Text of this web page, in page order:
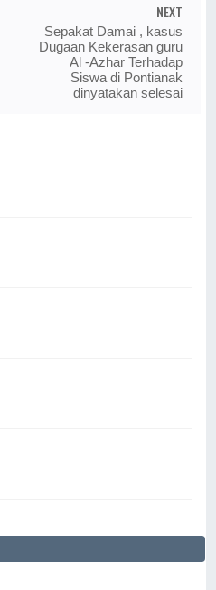
NEXT
Sepakat Damai , kasus
Dugaan Kekerasan guru
Al -Azhar Terhadap
Siswa di Pontianak
dinyatakan selesai